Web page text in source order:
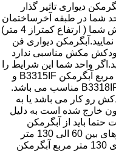
دیواری تاثیر گذار
شما در طبقه آخرساختمان
واقع شده است به علت ارتفاع کم دودکش شما ( ارتفاع کمتراز 4 متر)
دیواری فن
مکش مناسبی ندارد
واحد شما این شرایط را
دارد برای متراژهای بین 60 الی 130 متر مربع آبگرمکن B3315IF و
رو کار می باشد یا به
خارج شده است به دلیل
باید از آبگرمکن
دیواری فن دار استفاده نمایید.برای متراژهای بین 60 الی 130 متر
مربع آبگرمکن B3315IF و متراژهای بالای 130 متر مربع آبگرمکن